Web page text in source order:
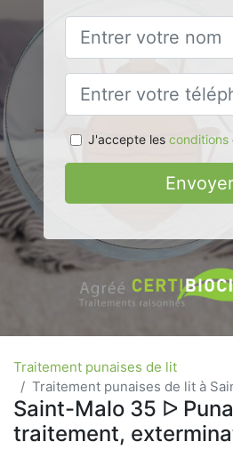
J'accepte les conditions
Envoyer
Traitement punaises de lit
Traitement punaises de lit à
Saint-Malo 35 ᐅ
traitement,